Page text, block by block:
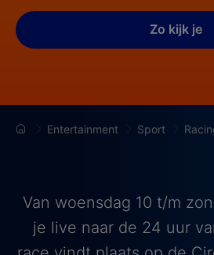
Zo kijk je
Entertainment Sport
Van woensdag 10 t/m
je live naar de 24 uur